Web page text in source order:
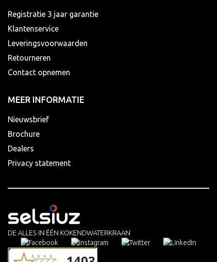
DE ALLES IN ÉÉN KOKENDWATERKRAAN
Registratie 3 jaar garantie
Klantenservice
Leveringsvoorwaarden
Retourneren
Contact opnemen
MEER INFORMATIE
Nieuwsbrief
Brochure
Dealers
Privacy statement